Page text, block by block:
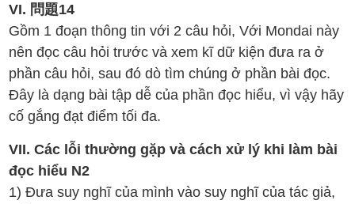
VI. 問題14
Gồm 1 đoạn thông tin với 2 câu hỏi, Với Mondai này
nên đọc câu hỏi trước và xem kĩ dữ kiện đưa ra ở
phần câu hỏi, sau đó dò tìm chúng ở phần bài đọc.
Đây là dạng bài tập dễ của phần đọc hiểu, vì vậy hãy
cố gắng đạt điểm tối đa.
VII. Các lỗi thường gặp và cách xử lý khi làm bài
đọc hiểu N2
1️) Đưa suy nghĩ của mình vào suy nghĩ của tác giả,